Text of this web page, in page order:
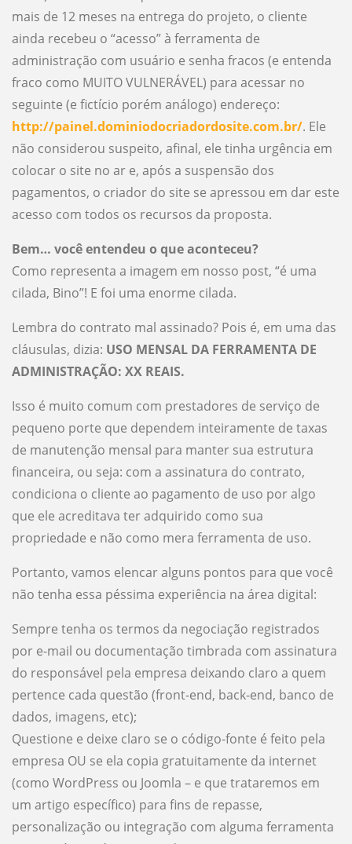
mais de 12 meses na entrega do projeto, o cliente
ainda recebeu o “acesso” à ferramenta de
administração com usuário e senha fracos (e entenda
fraco como MUITO VULNERÁVEL) para acessar no
seguinte (e fictício porém análogo) endereço:
http://painel.dominiodocriadordosite.com.br/. Ele
não considerou suspeito, afinal, ele tinha urgência em
colocar o site no ar e, após a suspensão dos
pagamentos, o criador do site se apressou em dar este
acesso com todos os recursos da proposta.
Bem… você entendeu o que aconteceu?
Como representa a imagem em nosso post, “é uma
cilada, Bino”! E foi uma enorme cilada.
Lembra do contrato mal assinado? Pois é, em uma das
cláusulas, dizia: USO MENSAL DA FERRAMENTA DE
ADMINISTRAÇÃO: XX REAIS.
Isso é muito comum com prestadores de serviço de
pequeno porte que dependem inteiramente de taxas
de manutenção mensal para manter sua estrutura
financeira, ou seja: com a assinatura do contrato,
condiciona o cliente ao pagamento de uso por algo
que ele acreditava ter adquirido como sua
propriedade e não como mera ferramenta de uso.
Portanto, vamos elencar alguns pontos para que você
não tenha essa péssima experiência na área digital:
Sempre tenha os termos da negociação registrados
por e-mail ou documentação timbrada com assinatura
do responsável pela empresa deixando claro a quem
pertence cada questão (front-end, back-end, banco de
dados, imagens, etc);
Questione e deixe claro se o código-fonte é feito pela
empresa OU se ela copia gratuitamente da internet
(como WordPress ou Joomla – e que trataremos em
um artigo específico) para fins de repasse,
personalização ou integração com alguma ferramenta